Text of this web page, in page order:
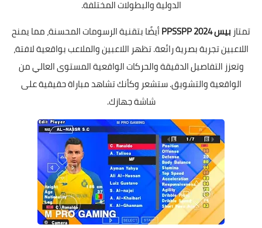
الدولية والبطولات المختلفة.
تمتاز بيس 2024 PPSSPP
أيضًا بتقنية الرسومات المحسنة، مما يمنح
اللاعبين تجربة بصرية رائعة. تظهر اللاعبين والملاعب بواقعية لافتة،
وتعزز التفاصيل الدقيقة والحركات الواقعية المستوى العالي من
الواقعية والتشويق. ستشعر وكأنك تشاهد مباراة حقيقية على
شاشة جهازك.